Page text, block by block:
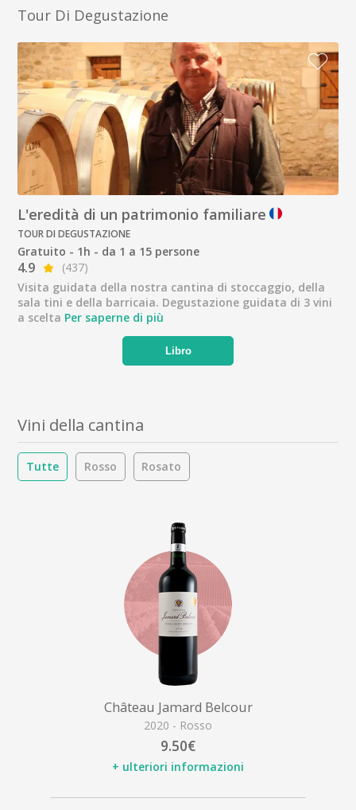
Tour Di Degustazione
L'eredità di un patrimonio familiare
TOUR DI DEGUSTAZIONE
Gratuito - 1h - da 1 a 15 persone
4.9
(437)
Visita guidata della nostra cantina di stoccaggio, della
sala tini e della barricaia. Degustazione guidata di 3 vini
a scelta Per saperne di più
Libro
Vini della cantina
Tutte Rosso Rosato
Château Jamard Belcour
2020 - Rosso
9.50€
+ ulteriori informazioni